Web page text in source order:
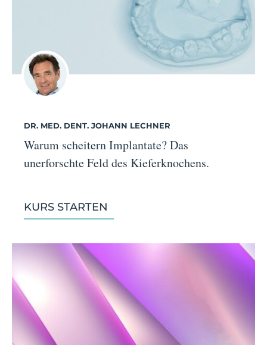
DR. MED. DENT. JOHANN LECHNER
Warum scheitern Implantate? Das
unerforschte Feld des Kieferknochens.
KURS STARTEN